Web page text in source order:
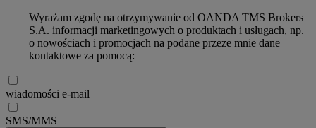
Wyrażam zgodę na otrzymywanie od OANDA TMS Brokers
S.A. informacji marketingowych o produktach i usługach, np.
o nowościach i promocjach na podane przeze mnie dane
kontaktowe za pomocą:
wiadomości e-mail
SMS/MMS